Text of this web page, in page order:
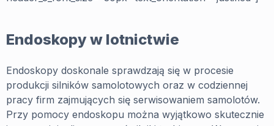
Endoskopy w lotnictwie
Endoskopy doskonale sprawdzają się w procesie
produkcji silników samolotowych oraz w codziennej
pracy firm zajmujących się serwisowaniem samolotów.
Przy pomocy endoskopu można wyjątkowo skutecznie